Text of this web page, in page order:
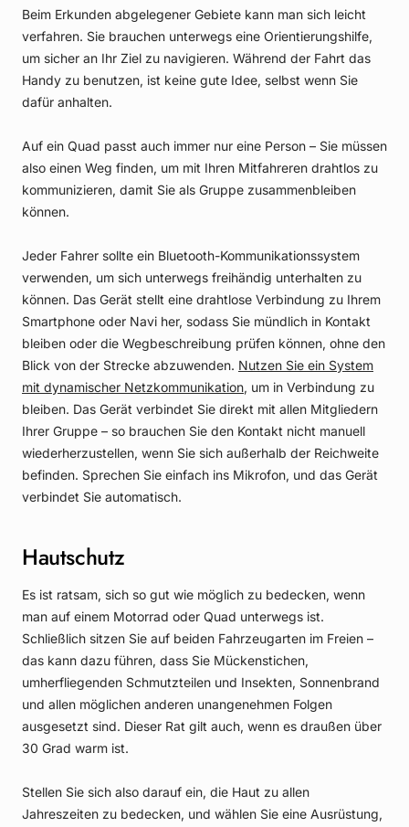
Beim Erkunden abgelegener Gebiete kann man sich leicht
verfahren. Sie brauchen unterwegs eine Orientierungshilfe,
um sicher an Ihr Ziel zu navigieren. Während der Fahrt das
Handy zu benutzen, ist keine gute Idee, selbst wenn Sie
dafür anhalten.
Auf ein Quad passt auch immer nur eine Person – Sie müssen
also einen Weg finden, um mit Ihren Mitfahreren drahtlos zu
kommunizieren, damit Sie als Gruppe zusammenbleiben
können.
Jeder Fahrer sollte ein Bluetooth-Kommunikationssystem
verwenden, um sich unterwegs freihändig unterhalten zu
können. Das Gerät stellt eine drahtlose Verbindung zu Ihrem
Smartphone oder Navi her, sodass Sie mündlich in Kontakt
bleiben oder die Wegbeschreibung prüfen können, ohne den
Blick von der Strecke abzuwenden. Nutzen Sie ein System
mit dynamischer Netzkommunikation, um in Verbindung zu
bleiben. Das Gerät verbindet Sie direkt mit allen Mitgliedern
Ihrer Gruppe – so brauchen Sie den Kontakt nicht manuell
wiederherzustellen, wenn Sie sich außerhalb der Reichweite
befinden. Sprechen Sie einfach ins Mikrofon, und das Gerät
verbindet Sie automatisch.
Hautschutz
Es ist ratsam, sich so gut wie möglich zu bedecken, wenn
man auf einem Motorrad oder Quad unterwegs ist.
Schließlich sitzen Sie auf beiden Fahrzeugarten im Freien –
das kann dazu führen, dass Sie Mückenstichen,
umherfliegenden Schmutzteilen und Insekten, Sonnenbrand
und allen möglichen anderen unangenehmen Folgen
ausgesetzt sind. Dieser Rat gilt auch, wenn es draußen über
30 Grad warm ist.
Stellen Sie sich also darauf ein, die Haut zu allen
Jahreszeiten zu bedecken, und wählen Sie eine Ausrüstung,